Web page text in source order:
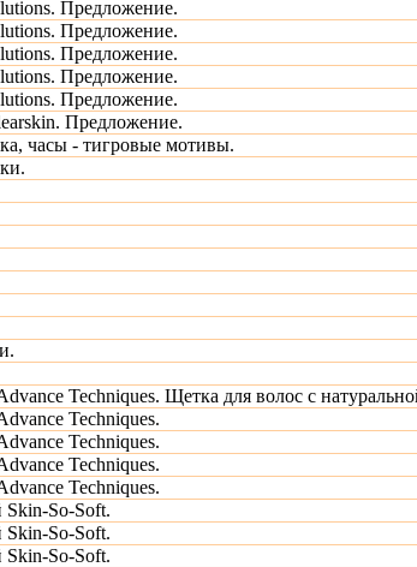
Предложение.
Предложение.
Предложение.
Предложение.
Предложение.
Предложение.
часы - тигровые мотивы.
Techniques. Щетка для волос с
Techniques.
Techniques.
Techniques.
Techniques.
Skin-So-Soft.
Skin-So-Soft.
Skin-So-Soft.